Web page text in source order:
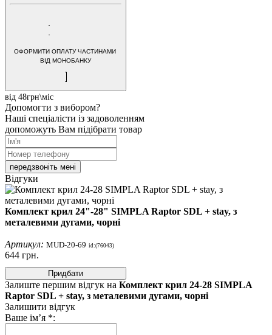
ОФОРМИТИ ОПЛАТУ ЧАСТИНАМИ
ВІД МОНОБАНКУ
від 48грн\міс
Допомогти з вибором?
Наші спеціалісти із задоволенням
допоможуть Вам підібрати товар
передзвоніть мені
Відгуки
Комплект крил 24"-28" SIMPLA Raptor SDL + stay, з
металевими дугами, чорні
Артикул: MUD-20-69 id:(76043)
644 грн.
Придбати
Залиште першим відгук на Комплект крил 24-28 SIMPLA
Raptor SDL + stay, з металевими дугами, чорні
Залишити відгук
Ваше ім’я *: